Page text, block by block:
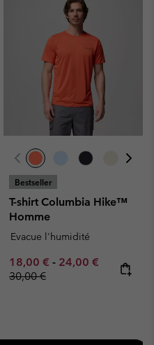
Bestseller
T-shirt Columbia Hike™
Homme
Evacue l'humidité
Minimum sale price:
18,00 € - Maximum sale
24,00 € Regular
30,00 €